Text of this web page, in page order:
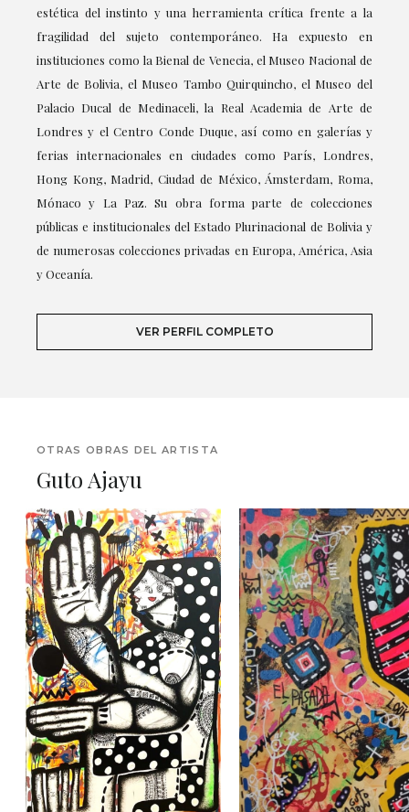
estética del instinto y una herramienta crítica frente a la
fragilidad del sujeto contemporáneo. Ha expuesto en
instituciones como la Bienal de Venecia, el Museo Nacional de
Arte de Bolivia, el Museo Tambo Quirquincho, el Museo del
Palacio Ducal de Medinaceli, la Real Academia de Arte de
Londres y el Centro Conde Duque, así como en galerías y
ferias internacionales en ciudades como París, Londres,
Hong Kong, Madrid, Ciudad de México, Ámsterdam, Roma,
Mónaco y La Paz. Su obra forma parte de colecciones
públicas e institucionales del Estado Plurinacional de Bolivia y
de numerosas colecciones privadas en Europa, América, Asia
y Oceanía.
VER PERFIL COMPLETO
OTRAS OBRAS DEL ARTISTA
Guto Ajayu